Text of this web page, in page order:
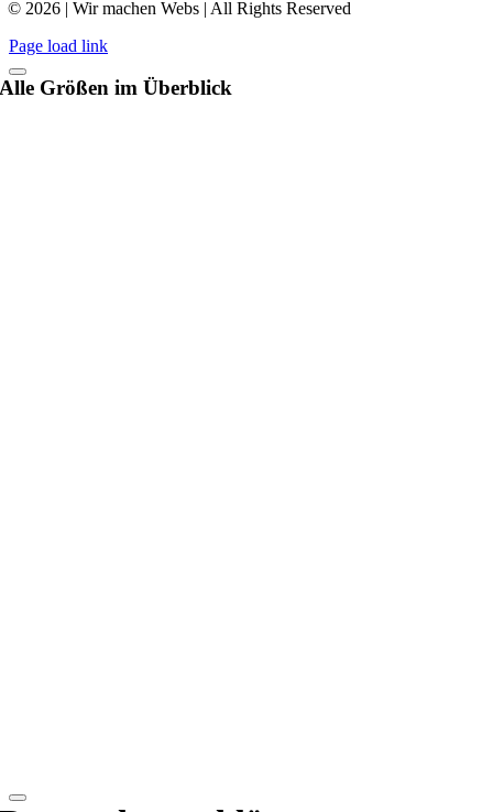
© 2026 | Wir machen Webs | All Rights Reserved
Page load link
Alle Größen im Überblick